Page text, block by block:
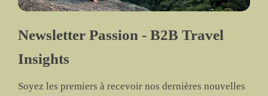
Newsletter Passion - B2B Travel
Insights
Soyez les premiers à recevoir nos dernières nouvelles